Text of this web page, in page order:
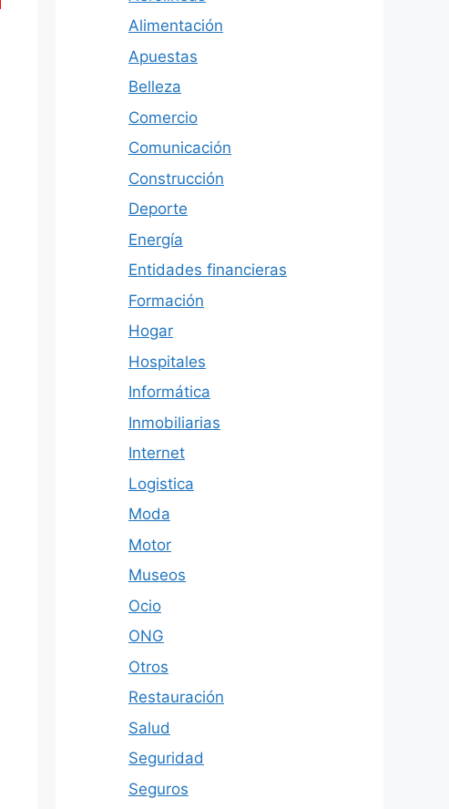
Alimentación
Apuestas
Belleza
Comercio
Comunicación
Construcción
Deporte
Energía
Entidades financieras
Formación
Hogar
Hospitales
Informática
Inmobiliarias
Internet
Logistica
Moda
Motor
Museos
Ocio
ONG
Otros
Restauración
Salud
Seguridad
Seguros